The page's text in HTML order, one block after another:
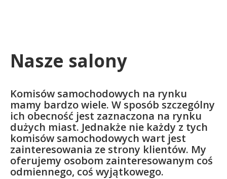
Nasze salony
Komisów samochodowych na rynku
mamy bardzo wiele. W sposób szczególny
ich obecność jest zaznaczona na rynku
dużych miast. Jednakże nie każdy z tych
komisów samochodowych wart jest
zainteresowania ze strony klientów. My
oferujemy osobom zainteresowanym coś
odmiennego, coś wyjątkowego.